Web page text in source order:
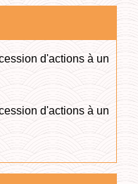
d'actions à un
d'actions à un